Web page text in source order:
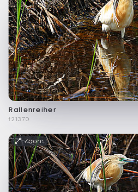
Rallenreiher
f21370
Zoom